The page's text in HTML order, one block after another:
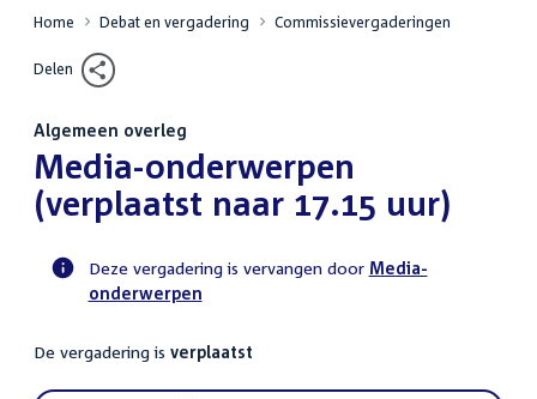
Home Debat en vergadering Commissievergaderingen
Delen
Algemeen overleg
:Media-onderwerpen
(verplaatst naar 17.15 uur)
Voortgangsstatus
activiteit
Deze vergadering is vervangen door Media-
onderwerpen
De vergadering is verplaatst